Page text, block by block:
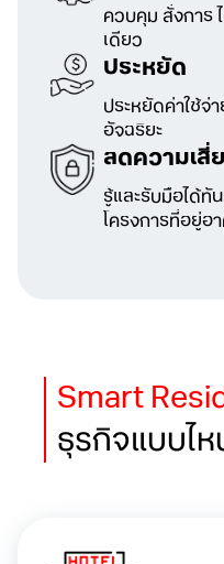
ควบคุม สั่งการ
เดียว
ประหยัด
ประหยัดค่าใช้จ่
อัจฉริยะ
ลดความเสี่
รู้และรับมือได้ทั
โครงการที่อยู่อ
Smart
ธุรกิจแบบไ